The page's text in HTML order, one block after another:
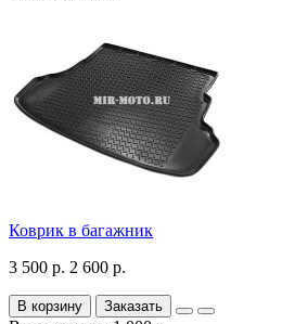
Коврик в багажник
3 500 р. 2 600 р.
В корзину Заказать